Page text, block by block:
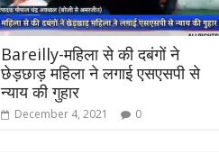
Bareilly-महिला से की दबंगों ने
छेड़छाड़ महिला ने लगाई एसएसपी से
न्याय की गुहार
December 4, 2021 0